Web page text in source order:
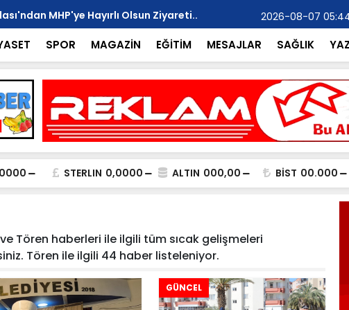
MHP'ye Hayırlı Olsun Ziyareti..
Mehmet
2026-08-07
SPOR MAGAZİN EĞİTİM MESAJLAR SAĞLIK
STERLIN 0,0000 ALTIN 000,00 BİST 00.000
Tören haberleri ile ilgili tüm sıcak gelişmeleri
Tören ile ilgili 44 haber listeleniyor.
GÜNCEL